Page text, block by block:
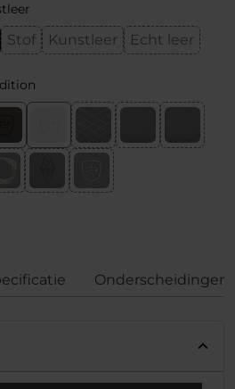
Stof Kunstleer Echt leer
Onderscheidingen